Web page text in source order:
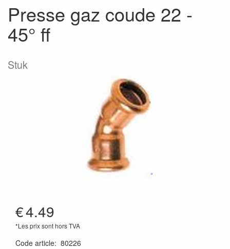
Presse gaz coude 22 -
45° ff
Stuk
€4.49
*Les prix sont hors TVA
Code article: 80226